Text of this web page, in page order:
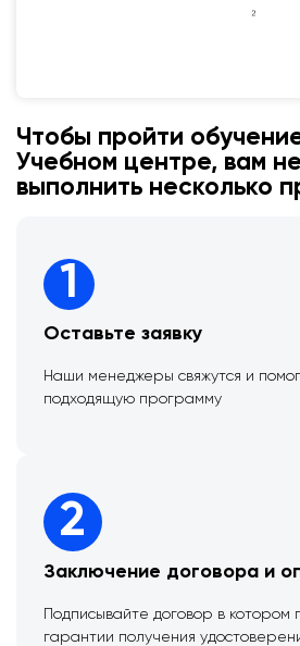
Чтобы пройти
Учебном центре, вам
выполнить несколько
1
Оставьте заявку
Наши менеджеры свяжутся и
подходящую программу
2
Заключение договора и
Подписывайте договор в котором
гарантии получения